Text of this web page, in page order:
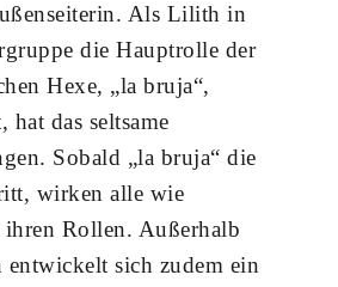
Als Lilith in
die Hauptrolle der
Hexe, „la bruja“,
hat das seltsame
Sobald „la bruja“ die
wirken alle wie
ihren Rollen. Außerhalb
entwickelt sich zudem ein